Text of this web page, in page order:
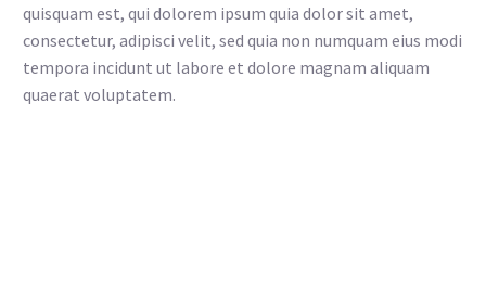
quisquam est, qui dolorem ipsum quia dolor sit amet,
consectetur, adipisci velit, sed quia non numquam eius modi
tempora incidunt ut labore et dolore magnam aliquam
quaerat voluptatem.